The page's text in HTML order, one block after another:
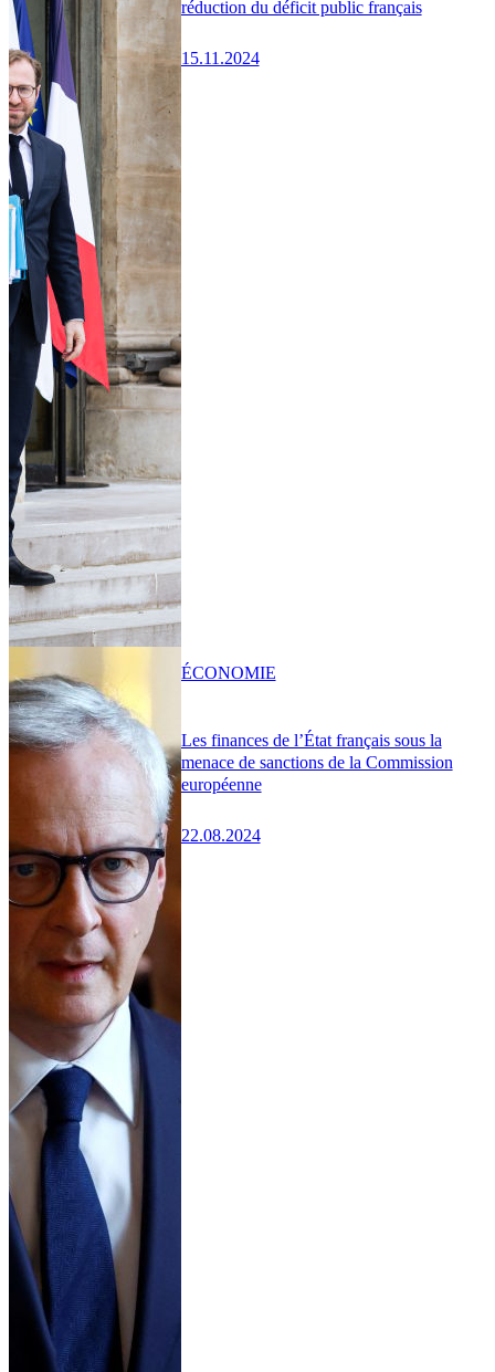
réduction du déficit public français
15.11.2024
Les finances de l’État français sous la
menace de sanctions de la Commission
européenne
22.08.2024
ÉCONOMIE